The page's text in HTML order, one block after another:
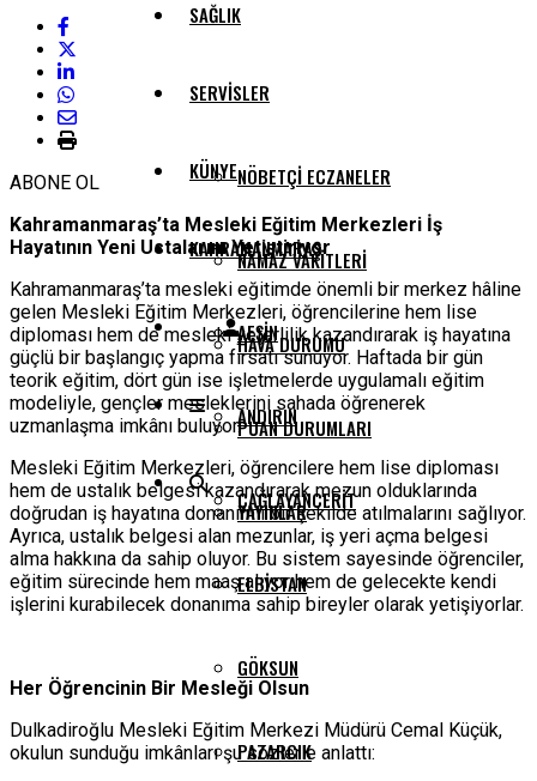
SAĞLIK
SERVISLER
NÖBETÇI ECZANELER
NAMAZ VAKITLERI
HAVA DURUMU
PUAN DURUMLARI
YAYINLAR
KÜNYE
KAHRAMANMARAŞ
AFŞIN
ANDIRIN
ÇAĞLAYANCERIT
ELBISTAN
GÖKSUN
PAZARCIK
ABONE OL
Kahramanmaraş’ta Mesleki Eğitim Merkezleri İş
Hayatının Yeni Ustalarını Yetiştiriyor
Kahramanmaraş’ta mesleki eğitimde önemli bir merkez hâline
gelen Mesleki Eğitim Merkezleri, öğrencilerine hem lise
diploması hem de mesleki yeterlilik kazandırarak iş hayatına
güçlü bir başlangıç yapma fırsatı sunuyor. Haftada bir gün
teorik eğitim, dört gün ise işletmelerde uygulamalı eğitim
modeliyle, gençler mesleklerini sahada öğrenerek
uzmanlaşma imkânı buluyor.
Mesleki Eğitim Merkezleri, öğrencilere hem lise diploması
hem de ustalık belgesi kazandırarak mezun olduklarında
doğrudan iş hayatına donanımlı bir şekilde atılmalarını sağlıyor.
Ayrıca, ustalık belgesi alan mezunlar, iş yeri açma belgesi
alma hakkına da sahip oluyor. Bu sistem sayesinde öğrenciler,
eğitim sürecinde hem maaş alıyor hem de gelecekte kendi
işlerini kurabilecek donanıma sahip bireyler olarak yetişiyorlar.
Her Öğrencinin Bir Mesleği Olsun
Dulkadiroğlu Mesleki Eğitim Merkezi Müdürü Cemal Küçük,
okulun sunduğu imkânları şu sözlerle anlattı: